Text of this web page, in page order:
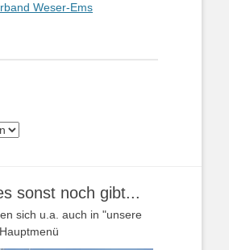
Weser-Ems
sonst noch gibt...
sich u.a. auch in "unsere